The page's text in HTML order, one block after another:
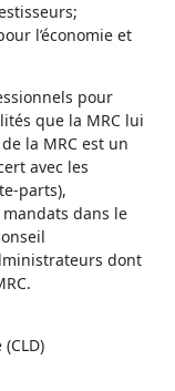
l’économie et
pour
que la MRC lui
la MRC est un
avec les
parts),
dans le
dont